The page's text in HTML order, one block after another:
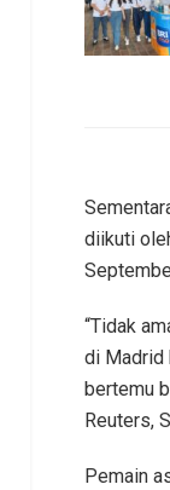
diikuti
“Tidak
di Madrid
bertemu
Reuters,
Pemain